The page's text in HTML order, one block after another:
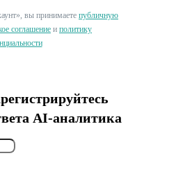
вы принимаете публичную
соглашение и политику
AI-аналитика